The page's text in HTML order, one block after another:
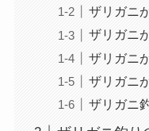
ザリガニ
ザリガニ
ザリガニ
ザリガニ
ザリガニ